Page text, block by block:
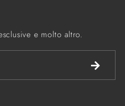
e molto altro.